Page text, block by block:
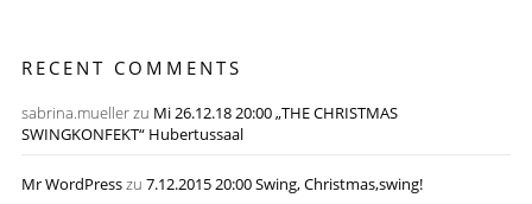
RECENT COMMENTS
sabrina.muellerzu Mi 26.12.18 20:00 „THE CHRISTMAS
SWINGKONFEKT“ Hubertussaal
Mr WordPresszu 7.12.2015 20:00 Swing, Christmas,swing!